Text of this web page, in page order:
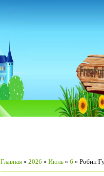
Главная » 2026 » Июль » 6 » Робин